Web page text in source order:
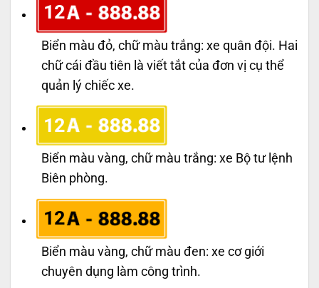
12
Biển màu đỏ, chữ màu trắng: xe quân đội. Hai
chữ cái đầu tiên là viết tắt của đơn vị cụ thể
quản lý chiếc xe.
12
Biển màu vàng, chữ màu trắng: xe Bộ tư lệnh
Biên phòng.
12
Biển màu vàng, chữ màu đen: xe cơ giới
chuyên dụng làm công trình.